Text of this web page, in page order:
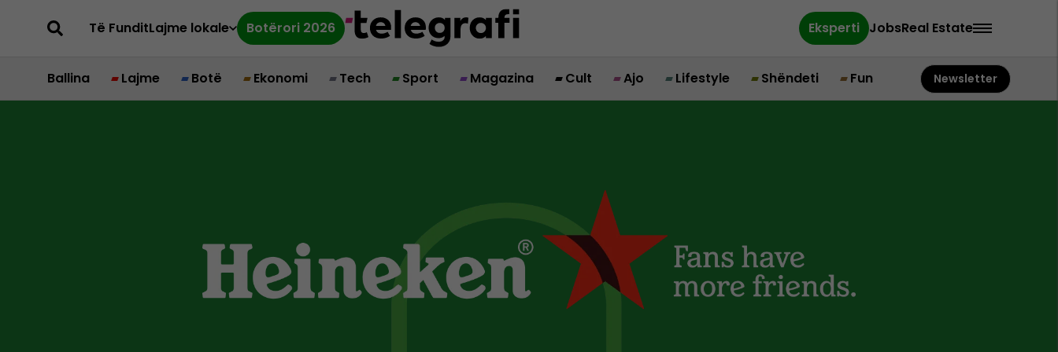
Të FunditLajme lokale Botërori 2026 Eksperti JobsReal Estate
Ballina Lajme Botë Ekonomi Tech Sport Magazina Cult Ajo Lifestyle Shëndeti Fun Newsletter